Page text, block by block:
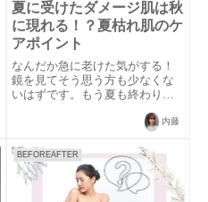
夏に受けたダメージ肌は秋
に現れる！？夏枯れ肌のケ
アポイント
なんだか急に老けた気がする！
鏡を見てそう思う方も少なくな
いはずです。もう夏も終わり秋
お肌を老化させてしまうのはご
線によるダメージでターンオー
バーが乱れる紫外線から肌を守
るフィルタ...
内藤
BEFOREAFTER